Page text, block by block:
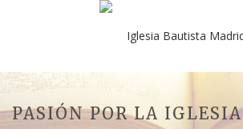
PASIÓN POR LA IGLESIA